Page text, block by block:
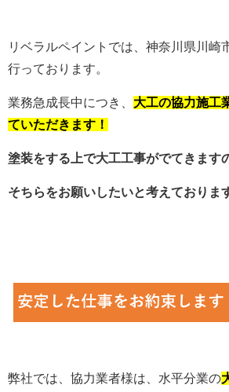
リベラルペイントでは、神奈川県川崎
行っております。
業務急成長中につき、 大工の協力施工
ていただきます！
塗装をする上で大工工事がでてきます
そちらをお願いしたいと考えておりま
弊社では、協力業者様は、水平分業の